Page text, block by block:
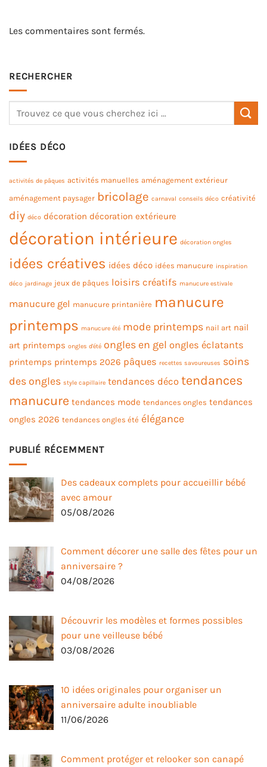
Les commentaires sont fermés.
RECHERCHER
IDÉES DÉCO
activités de pâques activités manuelles aménagement extérieur
aménagement paysager bricolage carnaval conseils déco créativité
diy déco décoration décoration extérieure
décoration intérieure décoration ongles
idées créatives idées déco idées manucure inspiration
déco jardinage jeux de pâques loisirs créatifs manucure estivale
manucure gel manucure printanière manucure
printemps manucure été mode printemps nail art nail
art printemps ongles d'été ongles en gel ongles éclatants
printemps printemps 2026 pâques recettes savoureuses soins
des ongles style capillaire tendances déco tendances
manucure tendances mode tendances ongles tendances
ongles 2026 tendances ongles été élégance
PUBLIÉ RÉCEMMENT
Des cadeaux complets pour accueillir bébé
avec amour
05/08/2026
Comment décorer une salle des fêtes pour un
anniversaire ?
04/08/2026
Découvrir les modèles et formes possibles
pour une veilleuse bébé
03/08/2026
10 idées originales pour organiser un
anniversaire adulte inoubliable
11/06/2026
Comment protéger et relooker son canapé